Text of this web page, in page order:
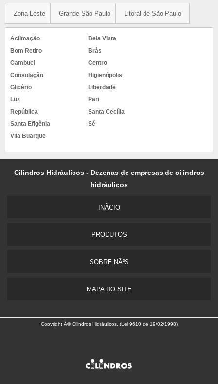
Zona Leste Grande São Paulo Litoral de São Paulo
Aclimação
Bela Vista
Bom Retiro
Brás
Cambuci
Centro
Consolação
Higienópolis
Glicério
Liberdade
Luz
Pari
República
Santa Cecília
Santa Efigênia
Sé
Vila Buarque
Cilindros Hidráulicos - Dezenas de empresas de cilindros
hidráulicos
INÃ­CIO
PRODUTOS
SOBRE NÃ³S
MAPA DO SITE
Copyright Â© Cilindros Hidráulicos. (Lei 9610 de 19/02/1998)